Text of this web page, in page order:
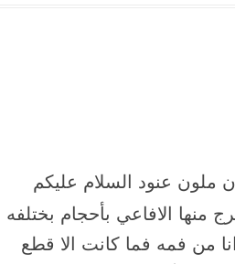
ملون عنود السلام عليكم
منها الافاعي بأحجام بختلفه
من فمه فما كانت الا قطع